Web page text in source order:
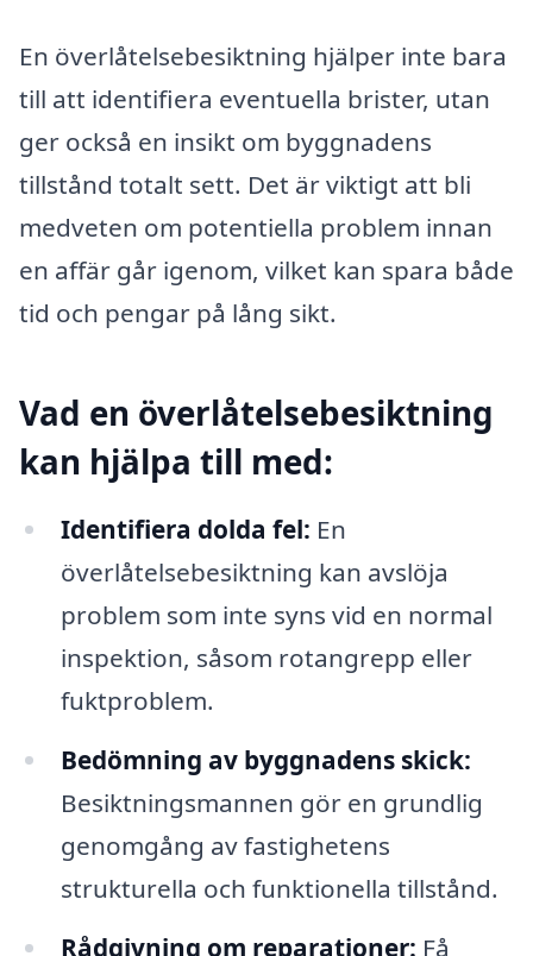
En överlåtelsebesiktning hjälper inte bara
till att identifiera eventuella brister, utan
ger också en insikt om byggnadens
tillstånd totalt sett. Det är viktigt att bli
medveten om potentiella problem innan
en affär går igenom, vilket kan spara både
tid och pengar på lång sikt.
Vad en överlåtelsebesiktning
kan hjälpa till med:
Identifiera dolda fel: En
överlåtelsebesiktning kan avslöja
problem som inte syns vid en normal
inspektion, såsom rotangrepp eller
fuktproblem.
Bedömning av byggnadens skick:
Besiktningsmannen gör en grundlig
genomgång av fastighetens
strukturella och funktionella tillstånd.
Rådgivning om reparationer: Få